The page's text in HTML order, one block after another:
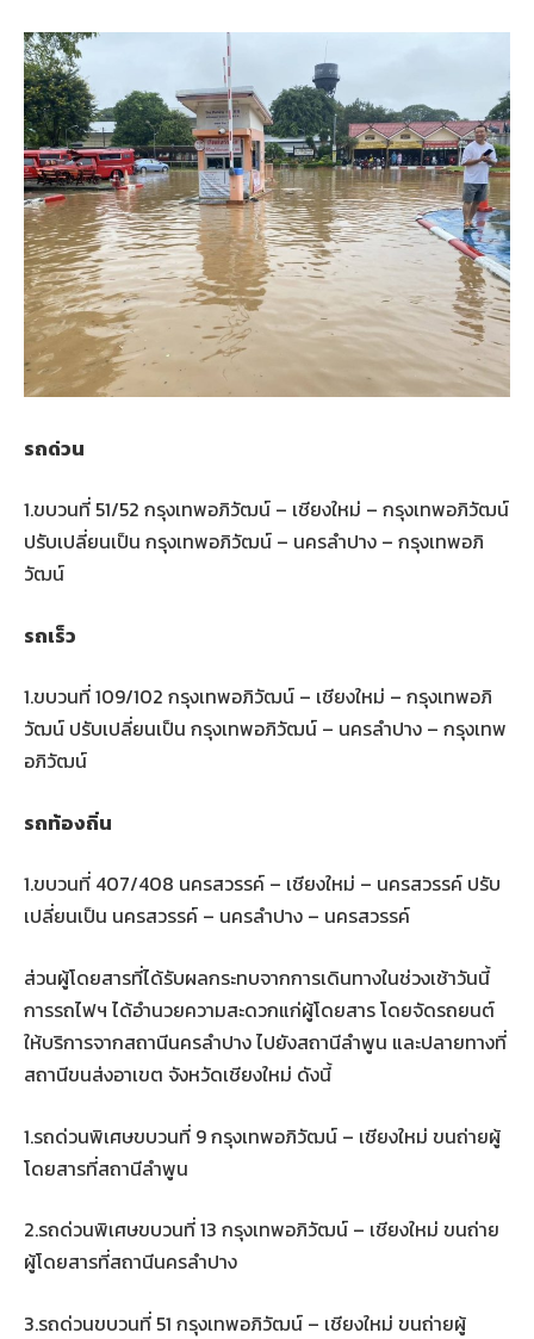
รถด่วน
1.ขบวนที่ 51/52 กรุงเทพอภิวัฒน์ – เชียงใหม่ – กรุงเทพอภิวัฒน์
ปรับเปลี่ยนเป็น กรุงเทพอภิวัฒน์ – นครลำปาง – กรุงเทพอภิ
วัฒน์
รถเร็ว
1.ขบวนที่ 109/102 กรุงเทพอภิวัฒน์ – เชียงใหม่ – กรุงเทพอภิ
วัฒน์ ปรับเปลี่ยนเป็น กรุงเทพอภิวัฒน์ – นครลำปาง – กรุงเทพ
อภิวัฒน์
รถท้องถิ่น
1.ขบวนที่ 407/408 นครสวรรค์ – เชียงใหม่ – นครสวรรค์ ปรับ
เปลี่ยนเป็น นครสวรรค์ – นครลำปาง – นครสวรรค์
ส่วนผู้โดยสารที่ได้รับผลกระทบจากการเดินทางในช่วงเช้าวันนี้
การรถไฟฯ ได้อำนวยความสะดวกแก่ผู้โดยสาร โดยจัดรถยนต์
ให้บริการจากสถานีนครลำปาง ไปยังสถานีลำพูน และปลายทางที่
สถานีขนส่งอาเขต จังหวัดเชียงใหม่ ดังนี้
1.รถด่วนพิเศษขบวนที่ 9 กรุงเทพอภิวัฒน์ – เชียงใหม่ ขนถ่ายผู้
โดยสารที่สถานีลำพูน
2.รถด่วนพิเศษขบวนที่ 13 กรุงเทพอภิวัฒน์ – เชียงใหม่ ขนถ่าย
ผู้โดยสารที่สถานีนครลำปาง
3.รถด่วนขบวนที่ 51 กรุงเทพอภิวัฒน์ – เชียงใหม่ ขนถ่ายผู้